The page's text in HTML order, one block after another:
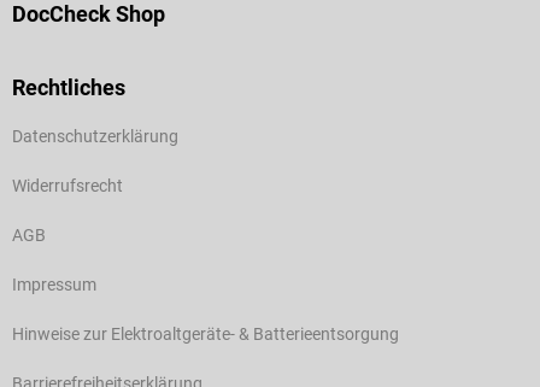
DocCheck Shop
Rechtliches
Datenschutzerklärung
Widerrufsrecht
AGB
Impressum
Hinweise zur Elektroaltgeräte- & Batterieentsorgung